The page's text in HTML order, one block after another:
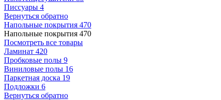
Писсуары 4
Вернуться обратно
Напольные покрытия 470
Напольные покрытия 470
Посмотреть все товары
Ламинат 420
Пробковые полы 9
Виниловые полы 16
Паркетная доска 19
Подложки 6
Вернуться обратно